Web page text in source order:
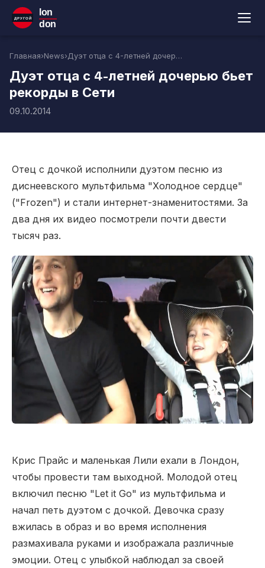
ДРУГОЙ
lon
don
Главная›News› Дуэт отца с 4-летней дочерью бьет рекорды в Сети
Дуэт отца с 4-летней дочерью бьет
рекорды в Сети
09.10.2014
Отец с дочкой исполнили дуэтом песню из
диснеевского мультфильма "Холодное сердце"
("Frozen") и стали интернет-знаменитостями. За
два дня их видео посмотрели почти двести
тысяч раз.
Крис Прайс и маленькая Лили ехали в Лондон,
чтобы провести там выходной. Молодой отец
включил песню "Let it Go" из мультфильма и
начал петь дуэтом с дочкой. Девочка сразу
вжилась в образ и во время исполнения
размахивала руками и изображала различные
эмоции. Отец с улыбкой наблюдал за своей